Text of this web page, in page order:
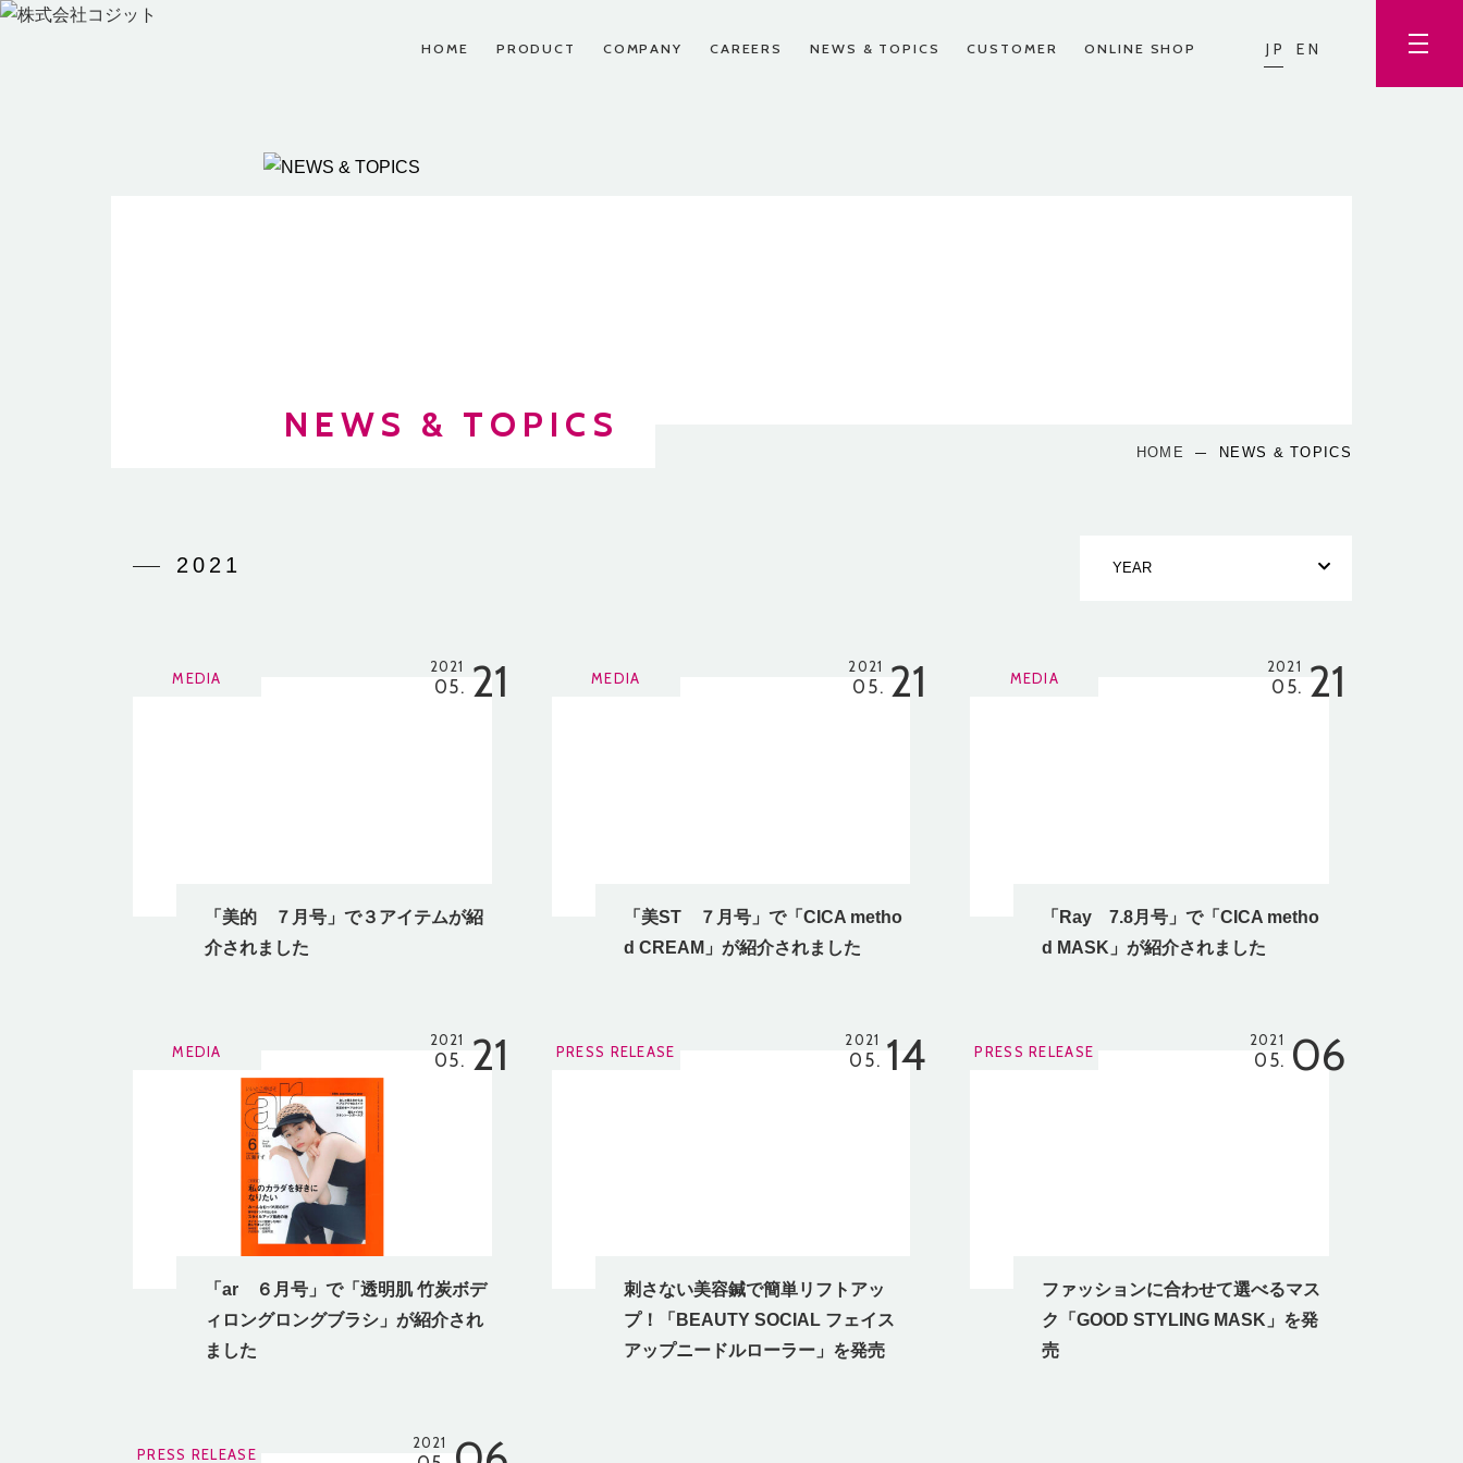
HOME PRODUCT COMPANY CAREERS NEWS & TOPICS CUSTOMER ONLINE SHOP JP EN
NEWS & TOPICS
HOME NEWS & TOPICS
2021
MEDIA
2021
05. 21
「美的 ７月号」で３アイテムが紹
介されました
MEDIA
2021
05. 21
「美ST ７月号」で「CICA metho
d CREAM」が紹介されました
MEDIA
2021
05. 21
「Ray 7.8月号」で「CICA metho
d MASK」が紹介されました
MEDIA
2021
05. 21
「ar ６月号」で「透明肌 竹炭ボデ
ィロングロングブラシ」が紹介され
ました
PRESS RELEASE
2021
05. 14
刺さない美容鍼で簡単リフトアッ
プ！「BEAUTY SOCIAL フェイス
アップニードルローラー」を発売
PRESS RELEASE
2021
05. 06
ファッションに合わせて選べるマス
ク「GOOD STYLING MASK」を発
売
PRESS RELEASE
2021